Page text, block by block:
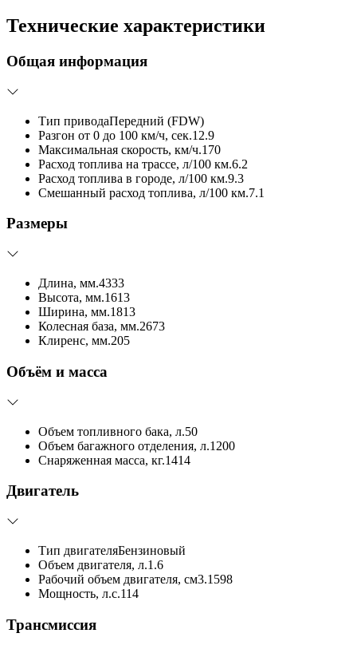
Технические характеристики
Общая информация
Тип приводаПередний (FDW)
Разгон от 0 до 100 км/ч, сек.12.9
Максимальная скорость, км/ч.170
Расход топлива на трассе, л/100 км.6.2
Расход топлива в городе, л/100 км.9.3
Смешанный расход топлива, л/100 км.7.1
Размеры
Длина, мм.4333
Высота, мм.1613
Ширина, мм.1813
Колесная база, мм.2673
Клиренс, мм.205
Объём и масса
Объем топливного бака, л.50
Объем багажного отделения, л.1200
Снаряженная масса, кг.1414
Двигатель
Тип двигателяБензиновый
Объем двигателя, л.1.6
Рабочий объем двигателя, см3.1598
Мощность, л.с.114
Трансмиссия